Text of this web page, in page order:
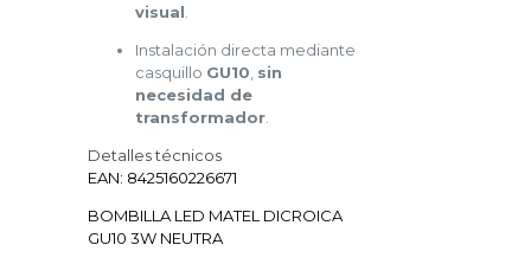
visual
Instalación directa mediante
casquillo GU10 sin
necesidad de
transformador
Detalles técnicos
EAN: 8425160226671
BOMBILLA LED MATEL DICROICA
GU10 3W NEUTRA